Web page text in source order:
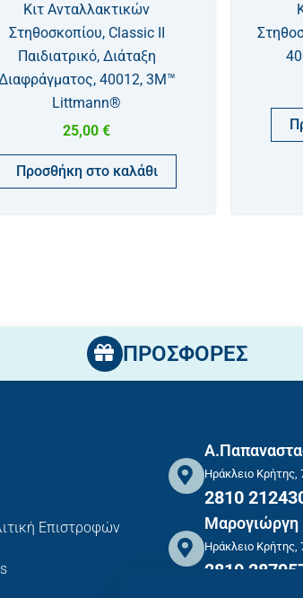
Κιτ Ανταλλακτικών
Στηθοσκοπίου, Classic II
Παιδιατρικό, Διάταξη
40012, 3M™
Littmann®
25,00 €
Προσθήκη στο καλάθι
ΠΡΟΣΦΟΡΕΣ
Επιστροφών
Ηράκλειο Κρήτης,
2810
Μαρογιώργη
Ηράκλειο Κρήτης,
2810